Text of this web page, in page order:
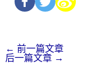
← 前一篇文章
后一篇文章 →